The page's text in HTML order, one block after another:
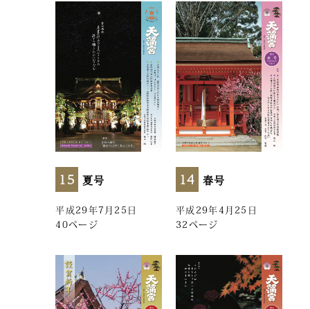
15 夏号
平成29年7月25日
40ページ
14 春号
平成29年4月25日
32ページ